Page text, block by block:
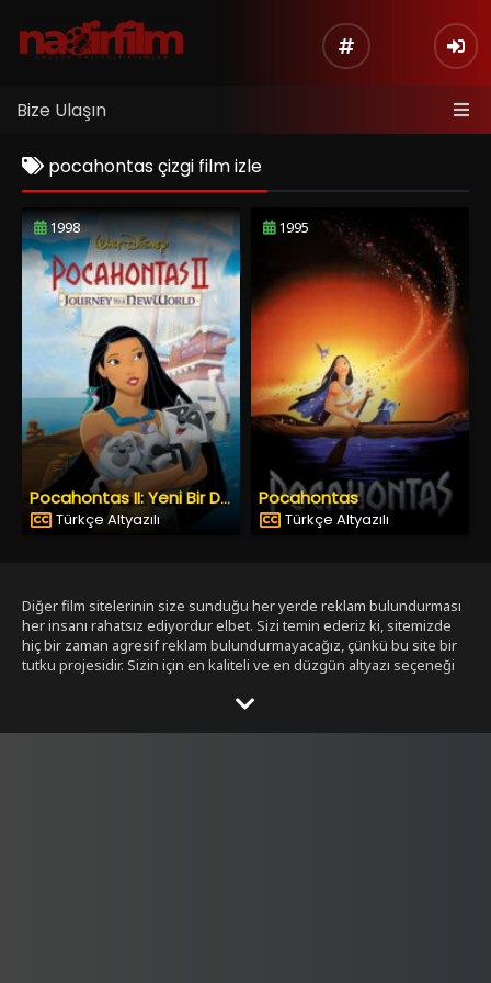
Bize Ulaşın
pocahontas çizgi film izle
1998
Pocahontas II: Yeni Bir Dünyaya Yolculuk
Türkçe Altyazılı
1995
Pocahontas
Türkçe Altyazılı
Diğer film sitelerinin size sunduğu her yerde reklam bulundurması
her insanı rahatsız ediyordur elbet. Sizi temin ederiz ki, sitemizde
hiç bir zaman agresif reklam bulundurmayacağız, çünkü bu site bir
tutku projesidir. Sizin için en kaliteli ve en düzgün altyazı seçeneği